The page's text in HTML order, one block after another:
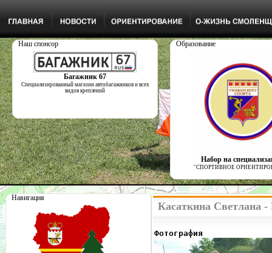
Наш спонсор
Багажник 67
Специализированный магазин автобагажников и всех
видов креплений
Образование
Набор на
"СПОРТИВНОЕ
Навигация
Касаткина Светлана
Фотография